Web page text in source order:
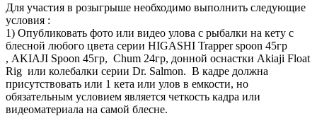
Для участия в розыгрыше необходимо выполнить следующие
условия :
1) Опубликовать фото или видео улова с рыбалки на кету с
блесной любого цвета серии HIGASHI Trapper spoon 45гр
, AKIAJI Spoon 45гр, Chum 24гр, донной оснастки Akiaji Float
Rig или колебалки серии Dr. Salmon. В кадре должна
присутствовать или 1 кета или улов в емкости, но
обязательным условием является четкость кадра или
видеоматериала на самой блесне.